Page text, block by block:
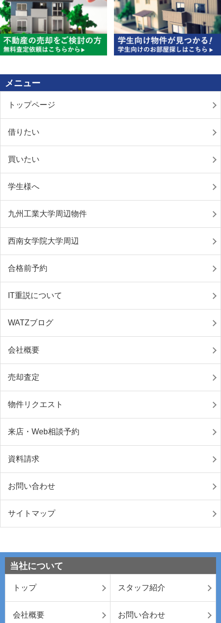
メニュー
トップページ
借りたい
買いたい
学生様へ
九州工業大学周辺物件
西南女学院大学周辺
合格前予約
IT重説について
WATZブログ
会社概要
売却査定
物件リクエスト
来店・Web相談予約
資料請求
お問い合わせ
サイトマップ
当社について
トップ スタッフ紹介
会社概要 お問い合わせ